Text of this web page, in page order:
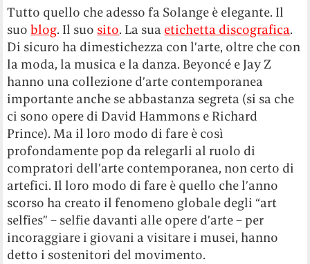
Tutto quello che adesso fa Solange è elegante. Il
suoblog. Il suo sito. La sua etichetta discografica.
Di sicuro ha dimestichezza con l’arte, oltre che con
la moda, la musica e la danza. Beyoncé e Jay Z
hanno una collezione d’arte contemporanea
importante anche se abbastanza segreta (si sa che
ci sono opere di David Hammons e Richard
Prince). Ma il loro modo di fare è così
profondamente pop da relegarli al ruolo di
compratori dell’arte contemporanea, non certo di
artefici. Il loro modo di fare è quello che l’anno
scorso ha creato il fenomeno globale degli “art
selfies” – selfie davanti alle opere d’arte – per
incoraggiare i giovani a visitare i musei, hanno
detto i sostenitori del movimento.